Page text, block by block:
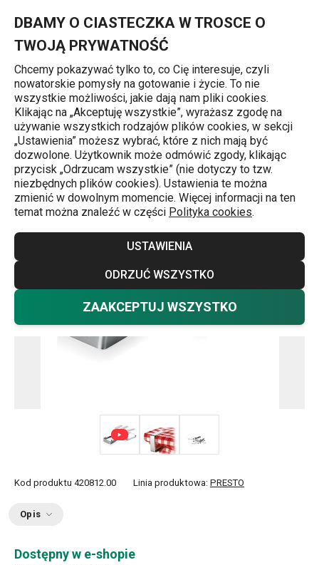
DBAMY O CIASTECZKA W TROSCE O
TWOJĄ PRYWATNOŚĆ
Chcemy pokazywać tylko to, co Cię interesuje, czyli
nowatorskie pomysły na gotowanie i życie. To nie
wszystkie możliwości, jakie dają nam pliki cookies.
Klikając na „Akceptuję wszystkie”, wyrażasz zgodę na
używanie wszystkich rodzajów plików cookies, w sekcji
„Ustawienia” możesz wybrać, które z nich mają być
dozwolone. Użytkownik może odmówić zgody, klikając
przycisk „Odrzucam wszystkie” (nie dotyczy to tzw.
niezbędnych plików cookies). Ustawienia te można
zmienić w dowolnym momencie. Więcej informacji na ten
temat można znaleźć w części Polityka cookies.
USTAWIENIA
ODRZUĆ WSZYSTKO
ZAAKCEPTUJ WSZYSTKO
Podkładki, obrusy, serwetki
Klamry do obrusu nierdzewne
PRESTO, 4 szt.
Kod produktu 420812.00 Linia produktowa: PRESTO
Opis
Dostępny w e-shopie